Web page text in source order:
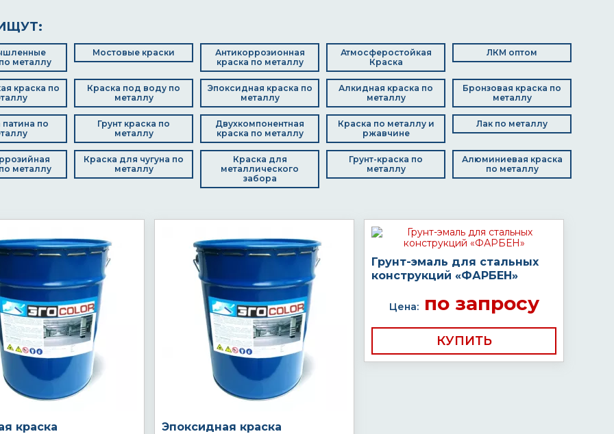
металлу
Мостовые краски
Антикоррозионная
краска по металлу
Атмосферостойкая
Краска
ЛКМ оптом
краска по
Краска под воду по
металлу
Эпоксидная краска по
металлу
Алкидная краска по
металлу
Бронзовая краска по
металлу
патина по
Грунт краска по
металлу
Двухкомпонентная
краска по металлу
Краска по металлу и
ржавчине
Лак по металлу
металлу
Краска для чугуна по
металлу
Краска для
металлического
забора
Грунт-краска по
металлу
Алюминиевая краска
по металлу
краска Эпоксидная краска
Грунт-эмаль для стальных
конструкций «ФАРБЕН»
Цена:по запросу
КУПИТЬ